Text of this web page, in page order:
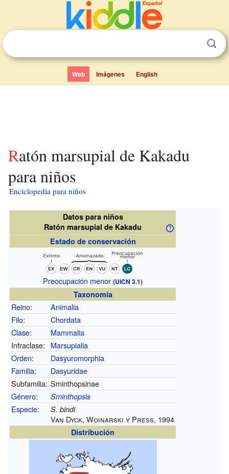
Web Imágenes English
Ratón marsupial de Kakadu
para niños
Enciclopedia para niños
Datos para niños
Ratón marsupial de Kakadu
Estado de conservación
Preocupación menor (UICN 3.1)
Taxonomía
Reino:
Animalia
Filo:
Chordata
Clase:
Mammalia
Infraclase:
Marsupialia
Orden:
Dasyuromorphia
Familia:
Dasyuridae
Subfamilia: Sminthopsinae
Género: Sminthopsis
Especie: S. bindi
Van Dyck, Woinarski y Press, 1994
Distribución